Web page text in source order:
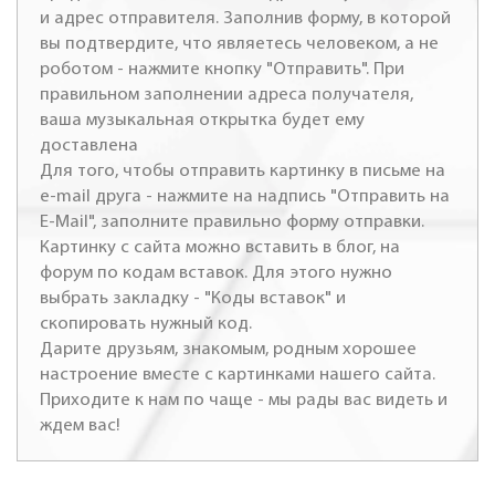
и адрес отправителя. Заполнив форму, в которой
вы подтвердите, что являетесь человеком, а не
роботом - нажмите кнопку "Отправить". При
правильном заполнении адреса получателя,
ваша музыкальная открытка будет ему
доставлена
Для того, чтобы отправить картинку в письме на
e-mail друга - нажмите на надпись "Отправить на
E-Mail", заполните правильно форму отправки.
Картинку с сайта можно вставить в блог, на
форум по кодам вставок. Для этого нужно
выбрать закладку - "Коды вставок" и
скопировать нужный код.
Дарите друзьям, знакомым, родным хорошее
настроение вместе с картинками нашего сайта.
Приходите к нам по чаще - мы рады вас видеть и
ждем вас!